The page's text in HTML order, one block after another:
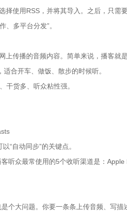
使用RSS，并将其导入。之后，只需
多平台分发”。
传播的音频内容。简单来说，播客就
合开车、做饭、散步的时候听。
货多、听众粘性强。
“自动同步”的关键点。
听众最常使用的5个收听渠道是：
个大问题。你要一条条上传音频、写描